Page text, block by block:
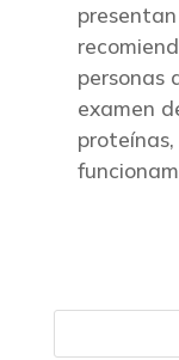
personas
examen